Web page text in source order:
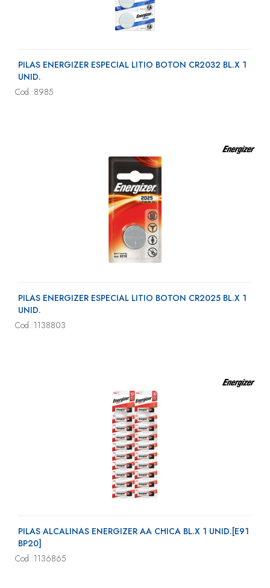
PILAS ENERGIZER ESPECIAL LITIO BOTON CR2032 BL.X 1
UNID.
Cod.:8985
PILAS ENERGIZER ESPECIAL LITIO BOTON CR2025 BL.X 1
UNID.
Cod.:1138803
PILAS ALCALINAS ENERGIZER AA CHICA BL.X 1 UNID.[E91
BP20]
Cod.:1136865